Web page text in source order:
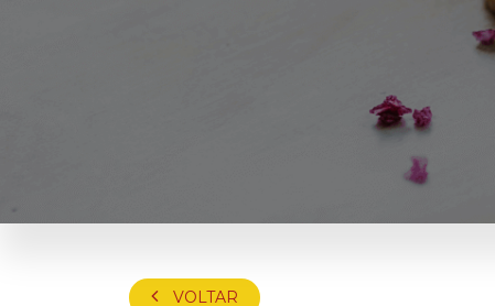
VOLTAR